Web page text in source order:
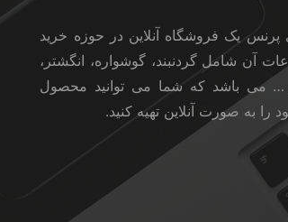
پرنس یک فروشگاه آنلاین در حوزه خرید
آن شامل گردنبند، گوشواره، انگشتر،
… می باشد که شما می توانید محصول
را به صورت آنلاین تهیه کنید.